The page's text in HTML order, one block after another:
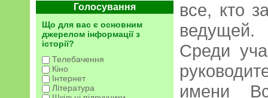
Голосування
Що для вас є основним
джерелом інформації з
історії?
Телебачення
Кіно
Інтернет
Література
все, кто
ведущей.
Среди
имени